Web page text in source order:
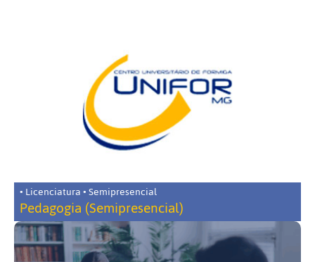
• Licenciatura • Semipresencial
Pedagogia (Semipresencial)